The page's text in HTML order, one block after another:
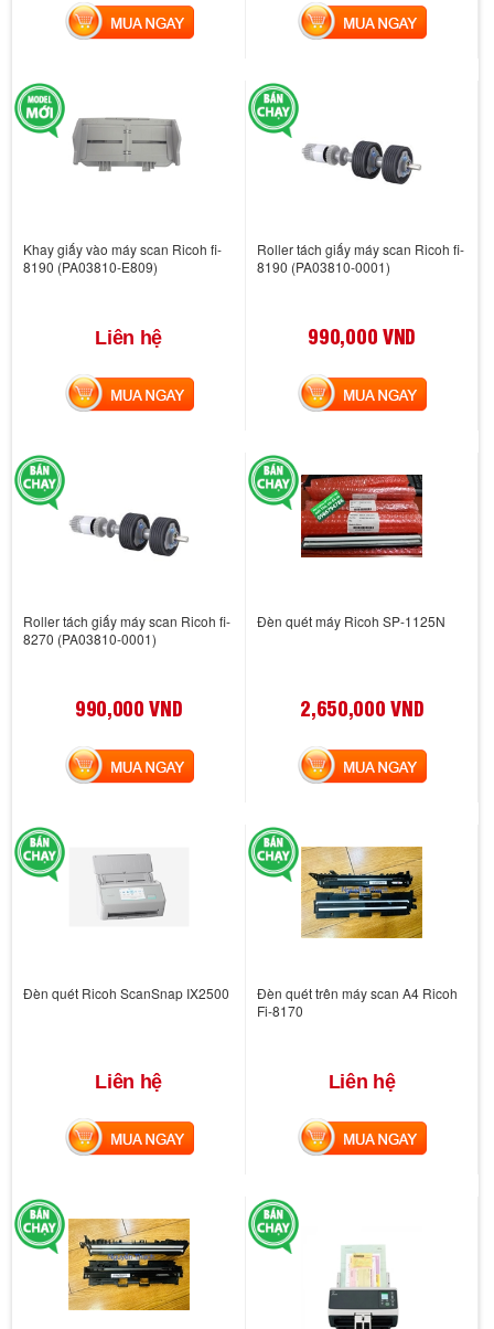
MUA NGAY MUA NGAY
Khay giấy vào máy scan Ricoh fi-
8190 (PA03810-E809)
Liên hệ
MUA NGAY
Roller tách giấy máy scan Ricoh fi-
8190 (PA03810-0001)
990,000 VND
MUA NGAY
Roller tách giấy máy scan Ricoh fi-
8270 (PA03810-0001)
990,000 VND
MUA NGAY
Đèn quét máy Ricoh SP-1125N
2,650,000 VND
MUA NGAY
Đèn quét Ricoh ScanSnap IX2500
Liên hệ
MUA NGAY
Đèn quét trên máy scan A4 Ricoh
Fi-8170
Liên hệ
MUA NGAY